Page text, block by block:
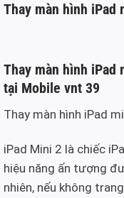
Thay màn hình iPad
Thay màn hình iPad
tại Mobile vnt 39
Thay màn hình iPad
iPad Mini 2 là chiếc
hiệu năng ấn tượng
nhiên, nếu không